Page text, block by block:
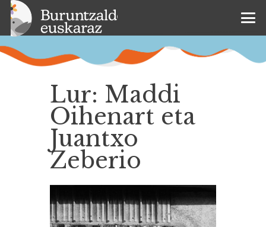
Lur: Maddi
Oihenart eta
Juantxo
Zeberio